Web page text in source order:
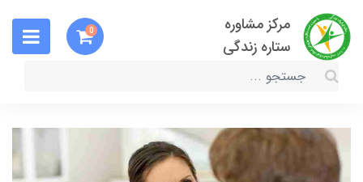
مرکز مشاوره
ستاره زندگی
0